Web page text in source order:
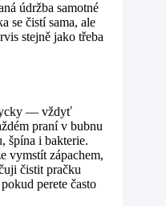
údržba samotné
se čistí sama, ale
stejně jako třeba
— vždyť
praní v bubnu
špína i bakterie.
vymstít zápachem,
čistit pračku
perete často